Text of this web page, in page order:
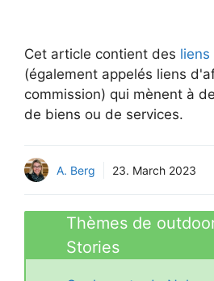
Cet article contient des liens
(également appelés liens
commission) qui mènent à
de biens ou de services.
A. Berg 23. March 2023
Thèmes de
Stories